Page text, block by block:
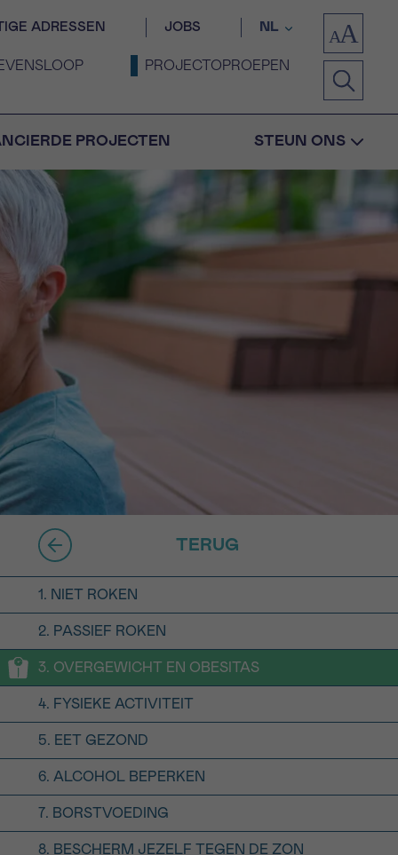
ADRESSEN JOBS NL
PROJECTOPROEPEN
PROJECTEN STEUN ONS
TERUG
1. NIET ROKEN
2. PASSIEF ROKEN
3. OVERGEWICHT EN OBESITAS
4. FYSIEKE ACTIVITEIT
5. EET GEZOND
6. ALCOHOL BEPERKEN
7. BORSTVOEDING
8. BESCHERM JEZELF TEGEN DE ZON
16h-18h